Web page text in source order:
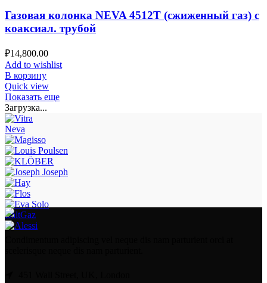
Газовая колонка NEVA 4512T (сжиженный газ) с
коаксиал. трубой
₽14,800.00
Add to wishlist
В корзину
Quick view
Показать еще
Загрузка...
Neva
BaltGaz